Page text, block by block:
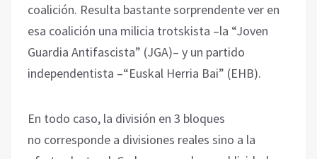
coalición. Resulta bastante sorprendente ver en
esa coalición una milicia trotskista –la “Joven
Guardia Antifascista” (JGA)– y un partido
independentista –“Euskal Herria Bai” (EHB).
En todo caso, la división en 3 bloques
no corresponde a divisiones reales sino a la